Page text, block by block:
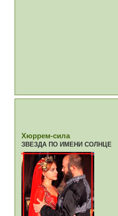
Хюррем-сила
ЗВЕЗДА ПО ИМЕНИ СОЛНЦЕ